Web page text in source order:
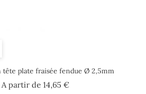
tête plate fraisée fendue Ø 2,5mm
A partir de 14,65 €Prix